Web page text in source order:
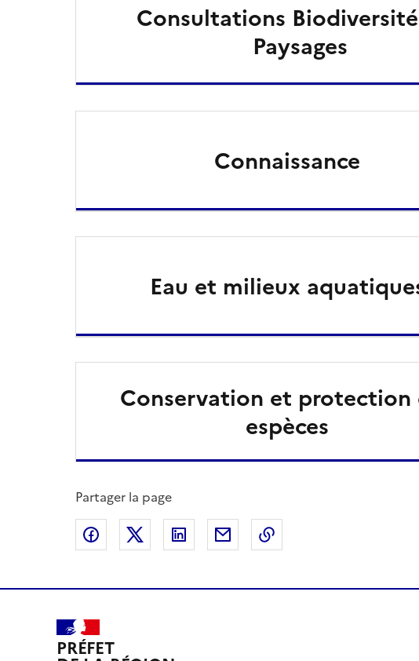
Consultations
Paysages
Connaissance
Eau et milieux
Conservation et protection
espèces
Partager la page
Partager sur Facebook
Partager sur XPartager sur LinkedIn
Partager par email
PRÉFET